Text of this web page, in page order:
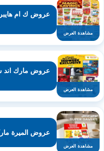
مشاهدة العرض
مشاهدة العرض
مشاهدة العرض
عروض الميرة ماركت